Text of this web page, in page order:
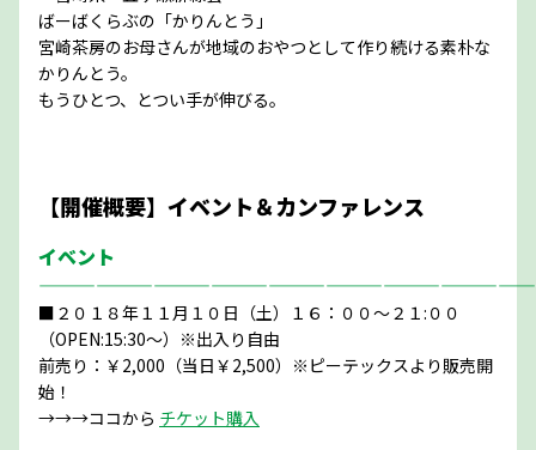
ばーばくらぶの「かりんとう」
宮崎茶房のお母さんが地域のおやつとして作り続ける素朴な
かりんとう。
もうひとつ、とつい手が伸びる。
【開催概要】イベント＆カンファレンス
イベント
——————————————————————————
■２０１８年１１月１０日（土）１６：００～２１:００
（OPEN:15:30～）※出入り自由
前売り：￥2,000（当日￥2,500）※ピーテックスより販売開
始！
→→→ココから チケット購入